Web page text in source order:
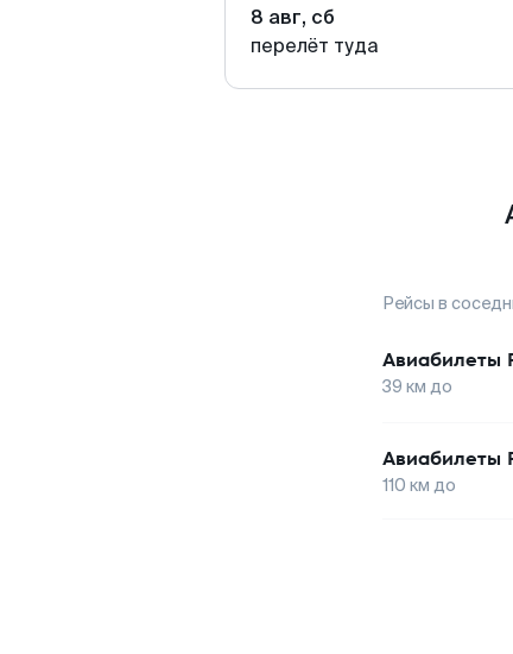
8 авг, сб
перелёт туда
Рейсы в
Авиабилеты
39 км до
Авиабилеты
110 км до